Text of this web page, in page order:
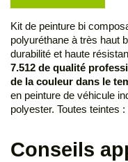
Kit de peinture bi
polyuréthane à très haut
durabilité et haute
7.512 de qualité
de la couleur dans le
en peinture de véhicule
polyester. Toutes teintes
Conseils